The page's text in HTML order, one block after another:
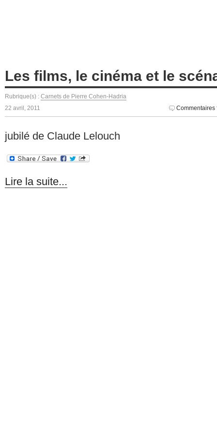
Les films, le cinéma et le
Rubrique(s) : Carnets de Pierre Cohen-Hadria
22 avril, 2011
Commentaires
jubilé de Claude Lelouch
Lire la suite...